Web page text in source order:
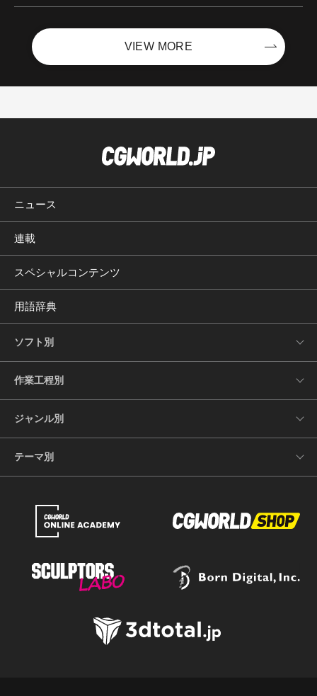
VIEW MORE
ニュース
連載
スペシャルコンテンツ
用語辞典
ソフト別
作業工程別
ジャンル別
テーマ別